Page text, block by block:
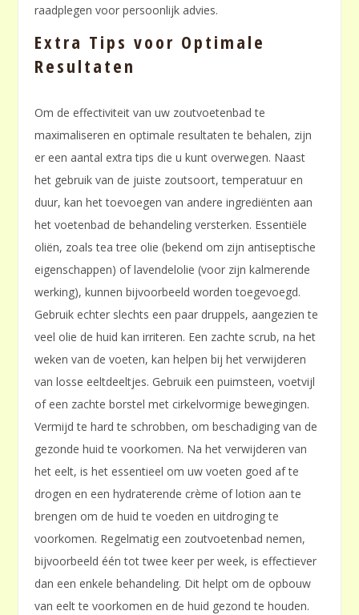
raadplegen voor persoonlijk advies.
Extra Tips voor Optimale
Resultaten
Om de effectiviteit van uw zoutvoetenbad te
maximaliseren en optimale resultaten te behalen, zijn
er een aantal extra tips die u kunt overwegen. Naast
het gebruik van de juiste zoutsoort, temperatuur en
duur, kan het toevoegen van andere ingrediënten aan
het voetenbad de behandeling versterken. Essentiële
oliën, zoals tea tree olie (bekend om zijn antiseptische
eigenschappen) of lavendelolie (voor zijn kalmerende
werking), kunnen bijvoorbeeld worden toegevoegd.
Gebruik echter slechts een paar druppels, aangezien te
veel olie de huid kan irriteren. Een zachte scrub, na het
weken van de voeten, kan helpen bij het verwijderen
van losse eeltdeeltjes. Gebruik een puimsteen, voetvijl
of een zachte borstel met cirkelvormige bewegingen.
Vermijd te hard te schrobben, om beschadiging van de
gezonde huid te voorkomen. Na het verwijderen van
het eelt, is het essentieel om uw voeten goed af te
drogen en een hydraterende crème of lotion aan te
brengen om de huid te voeden en uitdroging te
voorkomen. Regelmatig een zoutvoetenbad nemen,
bijvoorbeeld één tot twee keer per week, is effectiever
dan een enkele behandeling. Dit helpt om de opbouw
van eelt te voorkomen en de huid gezond te houden.